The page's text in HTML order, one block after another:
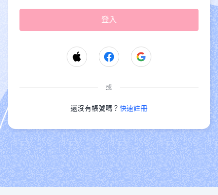
或
還沒有帳號嗎？ 快速註冊